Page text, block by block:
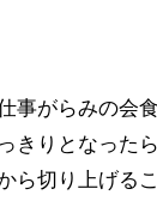
事がらみの会
きりとなった
ら切り上げる